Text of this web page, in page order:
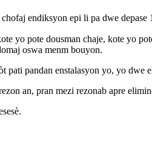
endiksyon epi li pa dwe
yo pote dousman chaje, kote yo
oswa menm bouyon.
pati pandan enstalasyon yo, yo dwe
an, pran mezi rezonab apre